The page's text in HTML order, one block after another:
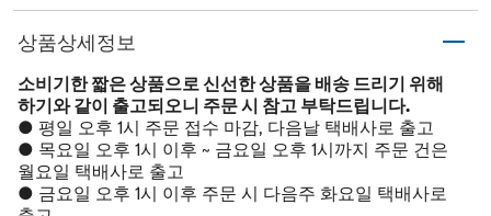
상품상세정보
소비기한 짧은 상품으로 신선한 상품을 배송 드리기 위해
하기와 같이 출고되오니 주문 시 참고 부탁드립니다.
● 평일 오후 1시 주문 접수 마감, 다음날 택배사로 출고
● 목요일 오후 1시 이후 ~ 금요일 오후 1시까지 주문 건은
월요일 택배사로 출고
● 금요일 오후 1시 이후 주문 시 다음주 화요일 택배사로